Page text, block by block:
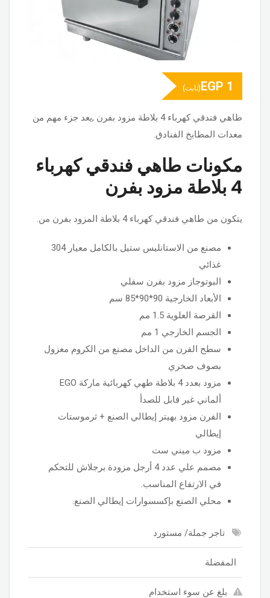
EGP 1 (ثابت)
طاهي فندقي كهرباء 4 بلاطة مزود بفرن ,يعد جزء مهم من
معدات المطابخ الفنادق.
مكونات طاهي فندقي كهرباء
4 بلاطة مزود بفرن
يتكون من طاهي فندقي كهرباء 4 بلاطة المزود بفرن من.
مصنع من الاستانليس ستيل بالكامل معيار 304
غذائي
البوتوجاز مزود بفرن سفلي
الأبعاد الخارجية 90*90*85 سم
القرصة العلوية 1.5 مم
الجسم الخارجي 1 مم
سطح الفرن من الداخل مصنع من الكروم معزول
بصوف صخري
مزود بعدد 4 بلاطة طهي كهربائية ماركة EGO
ألماني غير قابل للصدأ
الفرن مزود بهيتر إيطالي الصنع + ثرموستات
إيطالي
مزود ب ميني ست
مصمم علي عدد 4 أرجل مزودة برجلاش للتحكم
في الارتفاع المناسب.
محلي الصنع بإكسسوارات إيطالي الصنع.
تاجر جملة/ مستورد
المفضلة
بلغ عن سوء استخدام